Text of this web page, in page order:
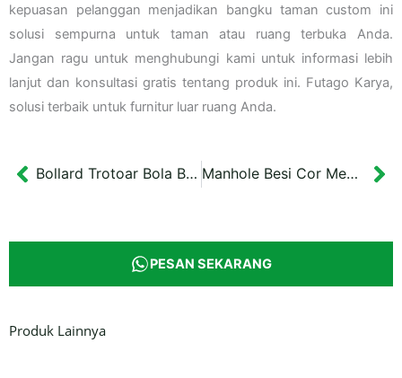
kepuasan pelanggan menjadikan bangku taman custom ini
solusi sempurna untuk taman atau ruang terbuka Anda.
Jangan ragu untuk menghubungi kami untuk informasi lebih
lanjut dan konsultasi gratis tentang produk ini. Futago Karya,
solusi terbaik untuk furnitur luar ruang Anda.
Prev Bollard Trotoar Bola Beton Kota Purworejo 54 cm Manhole Besi Cor Medium Duty (FC) Kota Surabaya
PESAN SEKARANG
Produk Lainnya